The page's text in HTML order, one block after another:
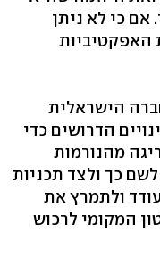
אם כי לא ניתן
האפקטיביות
הישראלית
הדרושים כדי
מהנורמות
כך ולצד תכניות
ולתמרץ את
המקומי לרכוש